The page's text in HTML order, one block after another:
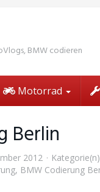
BMW codieren
Motorrad
Berlin
2012
, BMW Codierung